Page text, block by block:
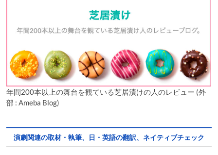
年間200本以上の舞台を観ている芝居漬けの人のレビュー (外
部 : Ameba Blog)
演劇関連の取材・執筆、日・英語の翻訳、ネイティブチェック